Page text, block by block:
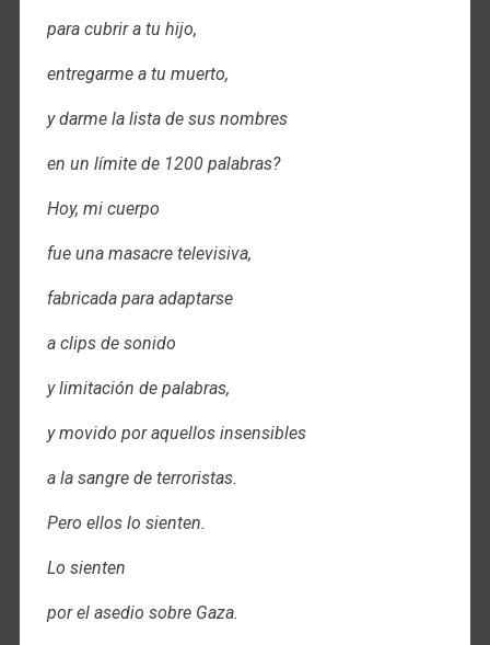
para cubrir a tu hijo,
entregarme a tu muerto,
y darme la lista de sus nombres
en un límite de 1200 palabras?
Hoy, mi cuerpo
fue una masacre televisiva,
fabricada para adaptarse
a clips de sonido
y limitación de palabras,
y movido por aquellos insensibles
a la sangre de terroristas.
Pero ellos lo sienten.
Lo sienten
por el asedio sobre Gaza.